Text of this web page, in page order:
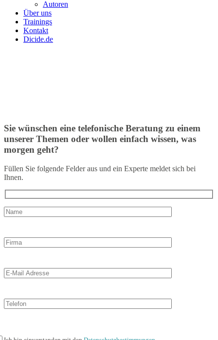
Autoren
Über uns
Trainings
Kontakt
Dicide.de
Sie wünschen eine telefonische Beratung zu einem
unserer Themen oder wollen einfach wissen, was
morgen geht?
Füllen Sie folgende Felder aus und ein Experte meldet sich bei
Ihnen.